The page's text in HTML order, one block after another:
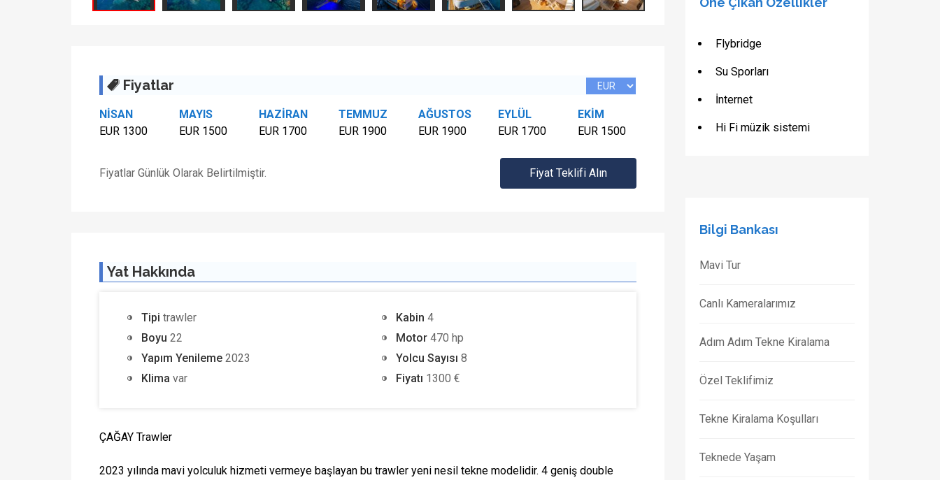
Fiyatlar
NİSAN
EUR 1300
MAYIS
EUR 1500
HAZİRAN
EUR 1700
TEMMUZ
EUR 1900
AĞUSTOS
EUR 1900
EYLÜL
EUR 1700
EKİM
EUR 1500
Fiyatlar Günlük Olarak Belirtilmiştir. Fiyat Teklifi Alın
Yat Hakkında
Tipi trawler
Boyu 22
Yapım Yenileme 2023
Klima var
Kabin 4
Motor470 hp
Yolcu Sayısı 8
Fiyatı 1300 €
ÇAĞAY Trawler
2023 yılında mavi yolculuk hizmeti vermeye başlayan bu trawler yeni nesil tekne modelidir. 4 geniş double
Flybridge
Su Sporları
İnternet
Hi Fi müzik sistemi
Bilgi Bankası
Mavi Tur
Canlı Kameralarımız
Adım Adım Tekne Kiralama
Özel Teklifimiz
Tekne Kiralama Koşulları
Teknede Yaşam